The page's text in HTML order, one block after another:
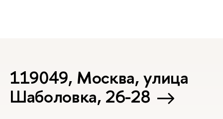
119049, Москва, улица
Шаболовка, 26-28